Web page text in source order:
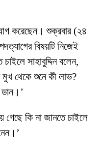
করেছেন। শুক্রবার (২৪
বিষয়টি নিজেই
সাহাবুদ্দিন বলেন,
মুখ থেকে শুনে কী লাভ?
গেছে কি না জানতে চাইলে